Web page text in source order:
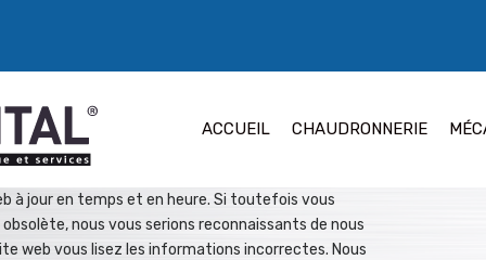
ACCUEIL CHAUDRONNERIE
à jour en temps et en heure. Si toutefois vous
nous vous serions reconnaissants de nous
web vous lisez les informations incorrectes. Nous